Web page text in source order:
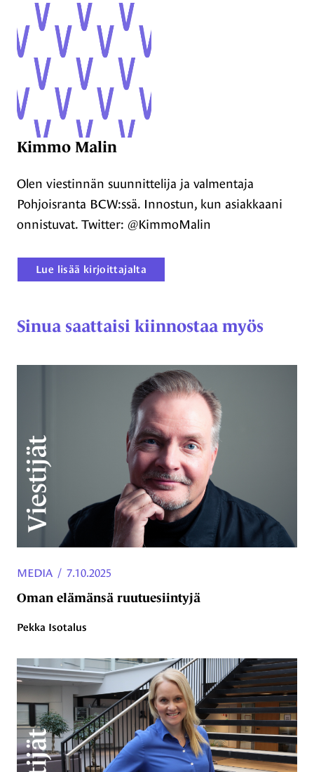
Kimmo Malin
Olen viestinnän suunnittelija ja valmentaja
Pohjoisranta BCW:ssä. Innostun, kun asiakkaani
onnistuvat. Twitter: @KimmoMalin
Lue lisää kirjoittajalta
Sinua saattaisi kiinnostaa myös
Oman elämänsä ruutuesiintyjä
MEDIA / 7.10.2025
Pekka Isotalus